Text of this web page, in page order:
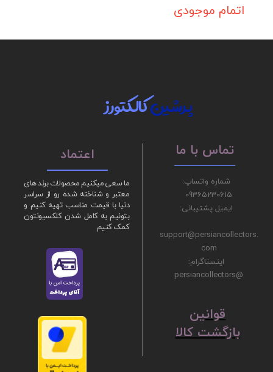
اتمام موجودی
ما سعی میکنیم محصولات برند های
معتبر و شناخته شده رو از سراسر
دنیا با قیمت مناسب تهیه کنیم و
بتونیم به کامل شدن کلکسیونتون
کمک کنیم
پرشینکالکتورز
شماره واتساپ:
09365230615
ایمیل پشتیبانی:
support@persiancollectors.
com
اینستاگرام:
@persiancollectors
تماس با ما اعتماد
ق​​​​​​​وانین
بازگشت کالا